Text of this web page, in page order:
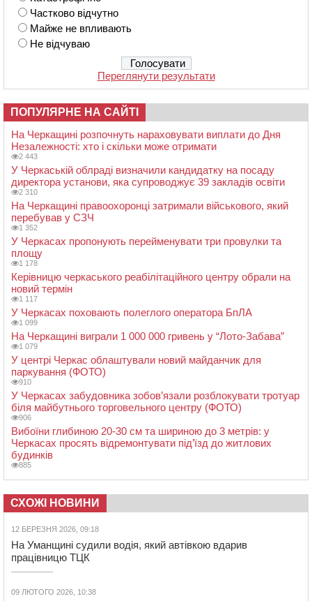
Частково відчутно
Майже не впливають
Не відчуваю
Переглянути результати
ПОПУЛЯРНЕ НА САЙТІ
На Черкащині розпочнуть нараховувати виплати до Дня
Незалежності: хто і скільки може отримати
2 443
У Черкаській облраді визначили кандидатку на посаду
директора установи, яка супроводжує 39 закладів освіти
2 310
На Черкащині правоохоронці затримали військового, який
перебував у СЗЧ
1 352
У Черкасах пропонують перейменувати три провулки та
площу
1 178
Керівницю черкаського реабілітаційного центру обрали на
новий термін
1 117
У Черкасах поховають полеглого оператора БпЛА
1 099
На Черкащині виграли 1 000 000 гривень у “Лото-Забава”
1 079
У центрі Черкас облаштували новий майданчик для
паркування (ФОТО)
910
У Черкасах забудовника зобов’язали розблокувати тротуар
біля майбутнього торговельного центру (ФОТО)
906
Вибоїни глибиною 20-30 см та шириною до 3 метрів: у
Черкасах просять відремонтувати під’їзд до житлових
будинків
885
СХОЖІ НОВИНИ
12 БЕРЕЗНЯ 2026, 09:18
На Уманщині судили водія, який автівкою вдарив
працівницю ТЦК
09 ЛЮТОГО 2026, 10:38